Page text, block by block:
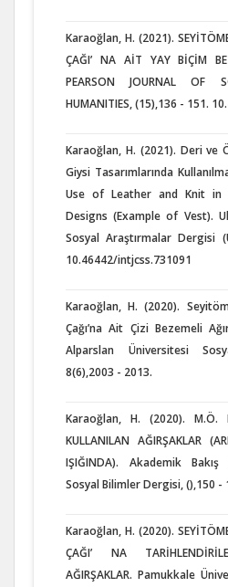
Karaoğlan, H. (2021).
ÇAĞI’ NA AİT YAY BİÇİM
PEARSON JOURNAL OF
HUMANITIES, (15),136 - 151.
Karaoğlan, H. (2021). Deri ve
Giysi Tasarımlarında
Use of Leather and Knit in
Designs (Example of Vest).
Sosyal Araştırmalar Dergisi
10.46442/intjcss.731091
Karaoğlan, H. (2020).
Çağı’na Ait Çizi Bezemeli
Alparslan Üniversitesi
8(6),2003 - 2013.
Karaoğlan, H. (2020). M.Ö.
KULLANILAN AĞIRŞAKLAR
IŞIĞINDA). Akademik Bakış
Sosyal Bilimler Dergisi, (),150 -
Karaoğlan, H. (2020).
ÇAĞI’ NA
AĞIRŞAKLAR. Pamukkale